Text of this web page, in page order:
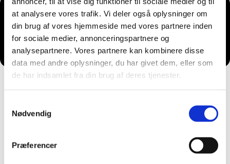
at analysere vores trafik. Vi deler også oplysninger om
din brug af vores hjemmeside med vores partnere inden
for sociale medier, annonceringspartnere og
analysepartnere. Vores partnere kan kombinere disse
data med andre oplysninger, du har givet dem, eller som
de har indsamlet fra din brug af deres tjenester.
Nødvendig
Præferencer
Du vil måske også kunne lide...